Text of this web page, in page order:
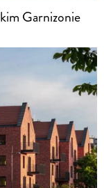
Garnizonie